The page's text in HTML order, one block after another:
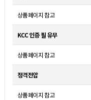
상품페이지 참고
KCC 인증 필 유무
상품페이지 참고
정격전압
상품페이지 참고